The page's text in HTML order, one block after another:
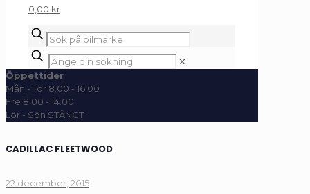
0,00 kr
✕
Öppettider
Mån - Tor 8.00 - 16.00
Fre 8.00 - 14.00
Lör - Sön STÄNGT
CADILLAC FLEETWOOD
22 december, 2015